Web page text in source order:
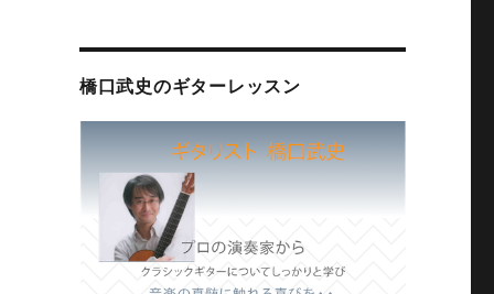
橋口武史のギターレッスン